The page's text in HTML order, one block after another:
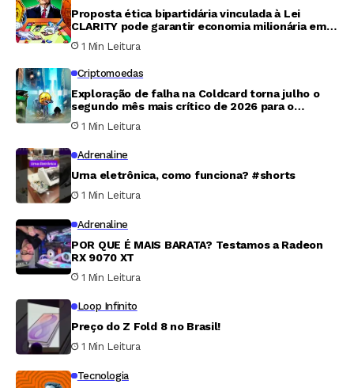
Proposta ética bipartidária vinculada à Lei
CLARITY pode garantir economia milionária em
tributos para Trump
1 Min Leitura
Criptomoedas
Exploração de falha na Coldcard torna julho o
segundo mês mais crítico de 2026 para o
mercado cripto
1 Min Leitura
Adrenaline
Urna eletrônica, como funciona? #shorts
1 Min Leitura
Adrenaline
POR QUE É MAIS BARATA? Testamos a Radeon
RX 9070 XT
1 Min Leitura
Loop Infinito
Preço do Z Fold 8 no Brasil!
1 Min Leitura
Tecnologia